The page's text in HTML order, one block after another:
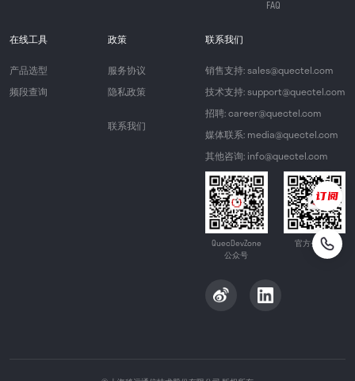
FAQ
在线工具
产品选型
频段查询
政策
服务协议
隐私政策
联系我们
联系我们
销售支持: sales@quectel.com
技术支持: support@quectel.com
招聘: career@quectel.com
媒体联系: media@quectel.com
其他咨询: info@quectel.com
QuecDevZone
公众号
官方公众号